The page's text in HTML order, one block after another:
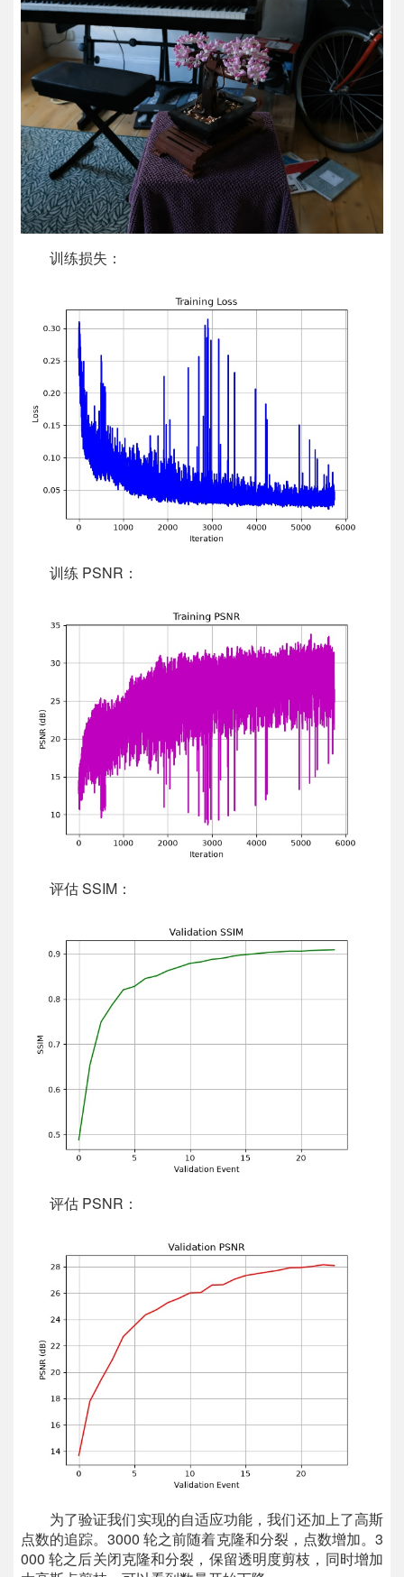
训练损失：
训练 PSNR：
评估 SSIM：
评估 PSNR：
为了验证我们实现的自适应功能，我们还加上了高斯
点数的追踪。3000 轮之前随着克隆和分裂，点数增加。3
000 轮之后关闭克隆和分裂，保留透明度剪枝，同时增加